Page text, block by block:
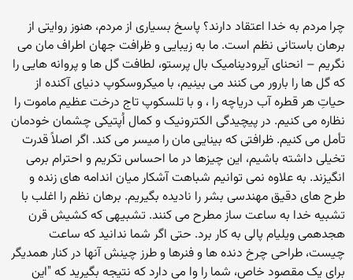
چرا مردم به خدا اعتقاد دارند؟ پاسخ بسیاری از مردم، هنوز روایتی از
برهان باستانی نظم است. ما به زیبایی و ظرافت جهان اطراف مان می
نگریم – انحنای آیرودینامیک بال پرستو، لطافت گل ها و پروانه هایی را
که گل ها را بارور می کنند می بینیم، با میکروسکوپ دنیای آکنده از
حیاتِ هر قطره آب دریاچه را ، و با تلسکوپ تاج درخت عظیم ماموت را
نظاره می کنیم. در پیچیدگی الکترونیک و کمال اُپتیکی چشمان خودمان
تأمل می کنیم. ظرافتی که بینایی مان را میسر می کند. اگر اصلاً قدرت
تخیلی داشته باشیم، این چیزها در ما احساس تکریم و احترام برمی
انگیزند. به علاوه نمی توانیم شباهت آشکار میان اندامه های زنده و
طرح های دقیق مهندسی بشر را نادیده بگیریم. برهان نظم را اغلب با
تشبیه خدا به ساعت ساز مطرح می کنند. تشبیهی که کشیش قرن
هجدهمی ویلیام پالی به کار برد. حتی اگر شما ندانید که ساعت
چیست، طراحی چرخ دنده ها و فنرها و طرز چینش آنها در کنار همدیگر
برای یک مقصود خاص، شما را وا می دارد که نتیجه بگیرید که "این